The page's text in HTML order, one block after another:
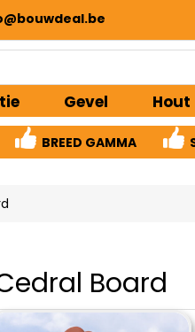
Gevel Hout
BREED GAMMA
Board